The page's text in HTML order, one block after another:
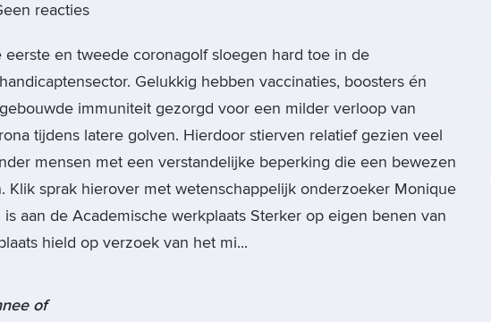
reacties
eerste en tweede coronagolf sloegen hard toe in de
Gelukkig hebben vaccinaties, boosters én
immuniteit gezorgd voor een milder verloop van
tijdens latere golven. Hierdoor stierven relatief gezien veel
mensen met een verstandelijke beperking die een bewezen
Klik sprak hierover met wetenschappelijk onderzoeker Monique
aan de Academische werkplaats Sterker op eigen benen van
hield op verzoek van het mi...
of